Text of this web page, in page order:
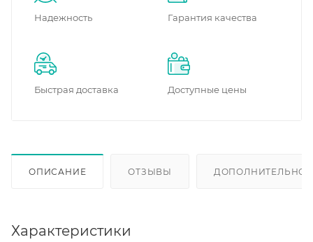
Надежность Гарантия качества
Быстрая доставка Доступные цены
ОПИСАНИЕ ОТЗЫВЫ ДОПОЛНИТЕЛЬНО
Характеристики